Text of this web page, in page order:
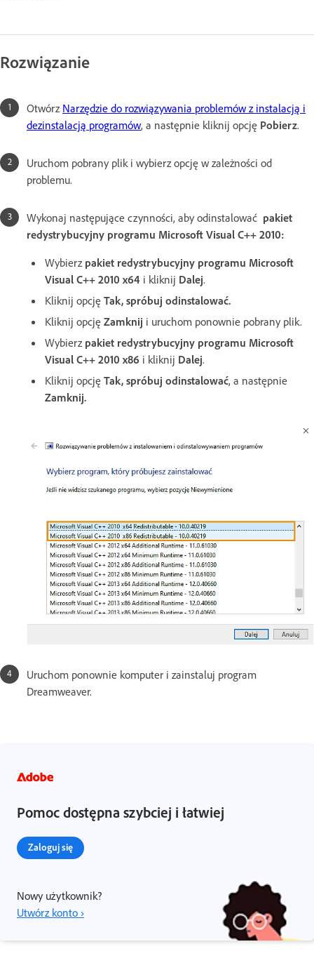
Rozwiązanie
Otwórz Narzędzie do rozwiązywania problemów z instalacją i
dezinstalacją programów, a następnie kliknij opcję Pobierz.
Uruchom pobrany plik i wybierz opcję w zależności od
problemu.
Wykonaj następujące czynności, aby odinstalować pakiet
redystrybucyjny programu Microsoft Visual C++ 2010:
Wybierz pakiet redystrybucyjny programu Microsoft
Visual C++ 2010 x64 i kliknij Dalej.
Kliknij opcję Tak, spróbuj odinstalować.
Kliknij opcję Zamknij i uruchom ponownie pobrany plik.
Wybierz pakiet redystrybucyjny programu Microsoft
Visual C++ 2010 x86 i kliknij Dalej.
Kliknij opcję Tak, spróbuj odinstalować, a następnie
Zamknij.
Uruchom ponownie komputer i zainstaluj program
Dreamweaver.
Pomoc dostępna szybciej i łatwiej
Zaloguj się
Nowy użytkownik?
Utwórz konto ›